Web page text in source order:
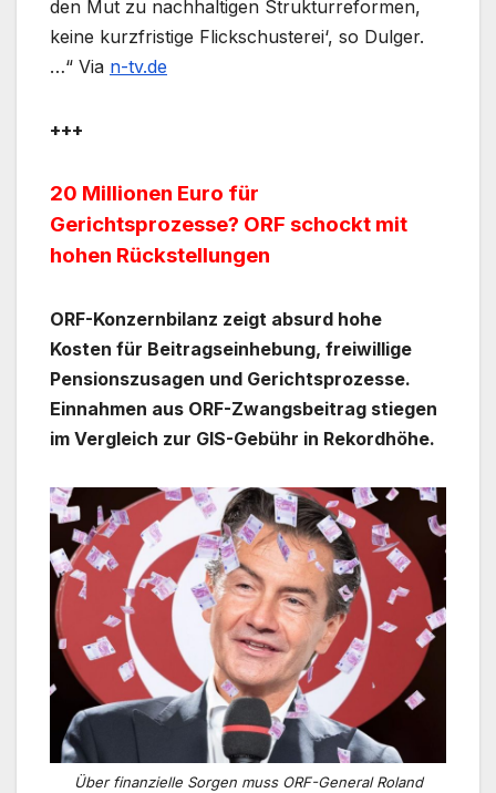
den Mut zu nachhaltigen Strukturreformen,
keine kurzfristige Flickschusterei‘, so Dulger.
…“ Via n-tv.de
+++
20 Millionen Euro für
Gerichtsprozesse? ORF schockt mit
hohen Rückstellungen
ORF-Konzernbilanz zeigt absurd hohe
Kosten für Beitragseinhebung, freiwillige
Pensionszusagen und Gerichtsprozesse.
Einnahmen aus ORF-Zwangsbeitrag stiegen
im Vergleich zur GIS-Gebühr in Rekordhöhe.
Über finanzielle Sorgen muss ORF-General Roland